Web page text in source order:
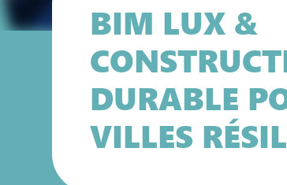
BIM LUX &
DURABLE
VILLES